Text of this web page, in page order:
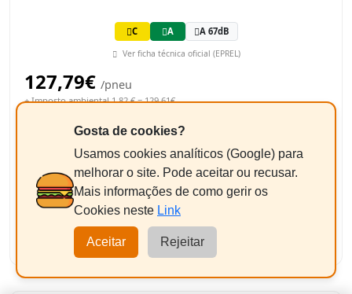
C A A 67dB
Ver ficha técnica oficial (EPREL)
127,79€ /pneu
+ Imposto ambiental 1,82 € = 129,61€
Equilibragem + Válvula
Pneus a partir de 18" +11,50€/un
Total Estimado:
+ Adicionar
Gosta de cookies?
Usamos cookies analíticos (Google) para
melhorar o site. Pode aceitar ou recusar.
Mais informações de como gerir os
Cookies neste Link
Aceitar Rejeitar